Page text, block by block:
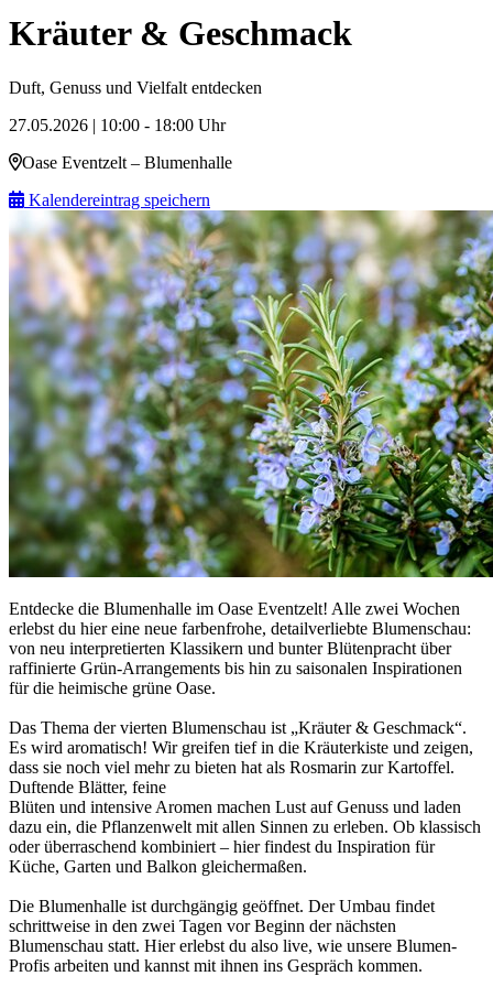
Kräuter & Geschmack
Duft, Genuss und Vielfalt entdecken
27.05.2026 | 10:00 - 18:00 Uhr
Oase Eventzelt – Blumenhalle
Kalendereintrag speichern
Entdecke die Blumenhalle im Oase Eventzelt! Alle zwei Wochen
erlebst du hier eine neue farbenfrohe, detailverliebte Blumenschau:
von neu interpretierten Klassikern und bunter Blütenpracht über
raffinierte Grün-Arrangements bis hin zu saisonalen Inspirationen
für die heimische grüne Oase.
Das Thema der vierten Blumenschau ist „Kräuter & Geschmack“.
Es wird aromatisch! Wir greifen tief in die Kräuterkiste und zeigen,
dass sie noch viel mehr zu bieten hat als Rosmarin zur Kartoffel.
Duftende Blätter, feine
Blüten und intensive Aromen machen Lust auf Genuss und laden
dazu ein, die Pflanzenwelt mit allen Sinnen zu erleben. Ob klassisch
oder überraschend kombiniert – hier findest du Inspiration für
Küche, Garten und Balkon gleichermaßen.
Die Blumenhalle ist durchgängig geöffnet. Der Umbau findet
schrittweise in den zwei Tagen vor Beginn der nächsten
Blumenschau statt. Hier erlebst du also live, wie unsere Blumen-
Profis arbeiten und kannst mit ihnen ins Gespräch kommen.